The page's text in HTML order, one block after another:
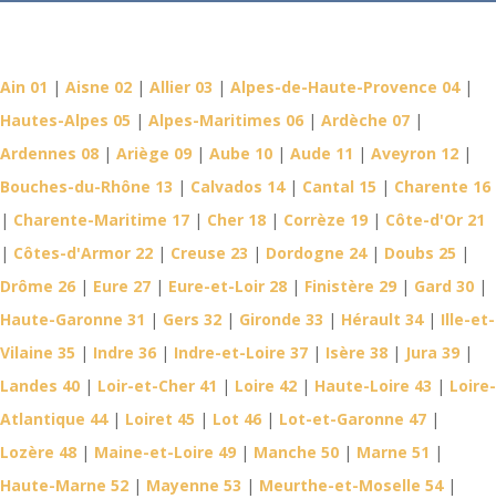
Ain 01 | Aisne 02 | Allier 03 | Alpes-de-Haute-Provence 04|
Hautes-Alpes 05 | Alpes-Maritimes 06 | Ardèche 07 |
Ardennes 08 | Ariège 09 | Aube 10 | Aude 11 | Aveyron 12 |
Bouches-du-Rhône 13 | Calvados 14| Cantal 15 | Charente 16
| Charente-Maritime 17 | Cher 18 | Corrèze 19 | Côte-d'Or 21
| Côtes-d'Armor 22 | Creuse 23 | Dordogne 24| Doubs 25 |
Drôme 26 | Eure 27 | Eure-et-Loir 28 | Finistère 29 | Gard 30 |
Haute-Garonne 31 | Gers 32 | Gironde 33 | Hérault 34| Ille-et-
Vilaine 35 | Indre 36 | Indre-et-Loire 37 | Isère 38 | Jura 39 |
Landes 40 | Loir-et-Cher 41 | Loire 42 | Haute-Loire 43 | Loire-
Atlantique 44| Loiret 45 | Lot 46 | Lot-et-Garonne 47 |
Lozère 48 | Maine-et-Loire 49 | Manche 50 | Marne 51 |
Haute-Marne 52 | Mayenne 53 | Meurthe-et-Moselle 54|